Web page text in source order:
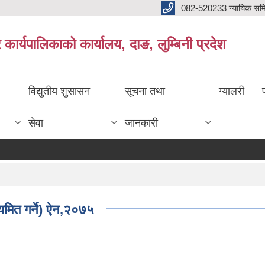
082-520233 न्यायिक
कार्यालय, दाङ, लुम्बिनी प्रदेश
विद्युतीय शुसासन
सेवा
सूचना तथा
जानकारी
ग्यालरी
गर्ने) ऐन,२०७५